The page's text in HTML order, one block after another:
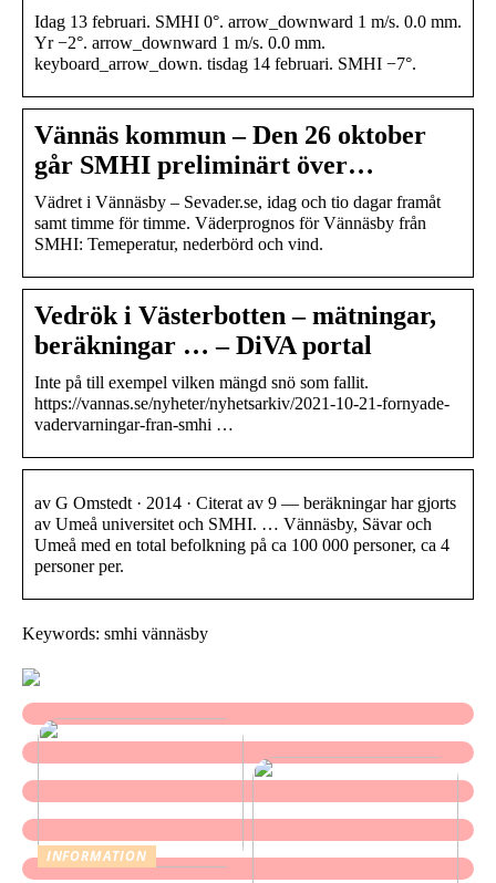
Idag 13 februari. SMHI 0°. arrow_downward 1 m/s. 0.0 mm.
Yr −2°. arrow_downward 1 m/s. 0.0 mm.
keyboard_arrow_down. tisdag 14 februari. SMHI −7°.
Vännäs kommun – Den 26 oktober
går SMHI preliminärt över…
Vädret i Vännäsby – Sevader.se, idag och tio dagar framåt
samt timme för timme. Väderprognos för Vännäsby från
SMHI: Temeperatur, nederbörd och vind.
Vedrök i Västerbotten – mätningar,
beräkningar … – DiVA portal
Inte på till exempel vilken mängd snö som fallit.
https://vannas.se/nyheter/nyhetsarkiv/2021-10-21-fornyade-
vadervarningar-fran-smhi …
av G Omstedt · 2014 · Citerat av 9 — beräkningar har gjorts
av Umeå universitet och SMHI. … Vännäsby, Sävar och
Umeå med en total befolkning på ca 100 000 personer, ca 4
personer per.
Keywords: smhi vännäsby
INFORMATION